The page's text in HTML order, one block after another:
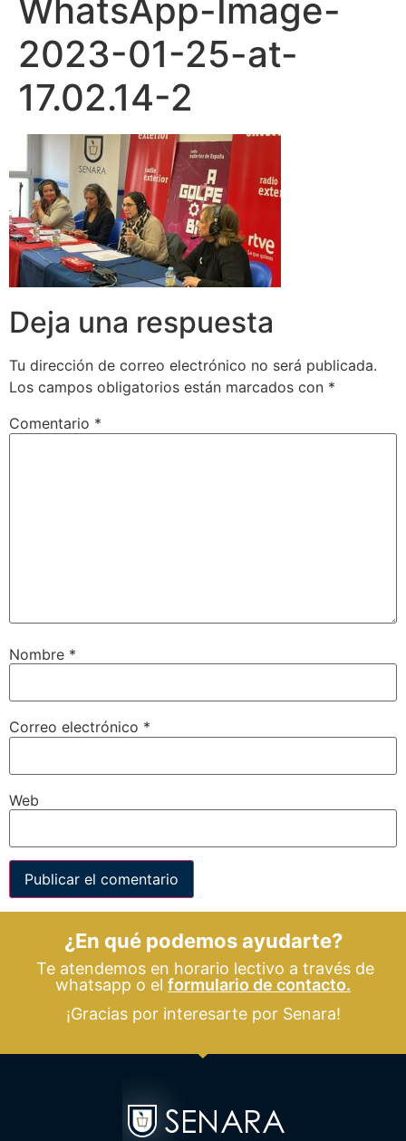
WhatsApp-Image-
2023-01-25-at-
17.02.14-2
Deja una respuesta
Tu dirección de correo electrónico no será publicada.
Los campos obligatorios están marcados con *
Comentario *
Nombre *
Correo electrónico *
Web
¿En qué podemos ayudarte?
Te atendemos en horario lectivo a través de
whatsapp o el formulario de contacto.
¡Gracias por interesarte por Senara!